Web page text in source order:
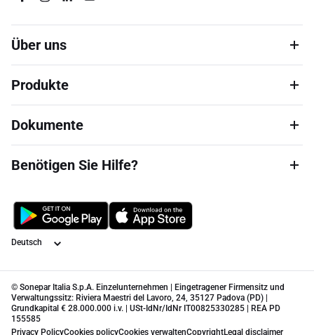
Über uns
Produkte
Dokumente
Benötigen Sie Hilfe?
Sprache
© Sonepar Italia S.p.A. Einzelunternehmen | Eingetragener Firmensitz und
Verwaltungssitz: Riviera Maestri del Lavoro, 24, 35127 Padova (PD) |
Grundkapital € 28.000.000 i.v. | USt-IdNr/IdNr IT00825330285 | REA PD
155585
Privacy PolicyCookies policyCookies verwaltenCopyrightLegal disclaimer